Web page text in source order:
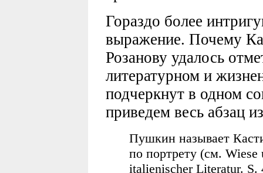
Гораздо более
выражение. Почему
Розанову удалось
литературном и
подчеркнут в одном
приведем весь абзац
Пушкин называет
по портрету (см. Wiese
italienischer Literatur.